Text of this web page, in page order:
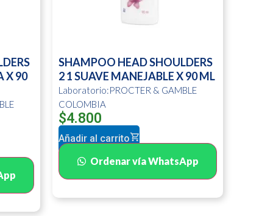
X 90
SHAMPOO HEAD SHOULDERS
2 1 SUAVE MANEJABLE X 90 ML
Laboratorio:PROCTER & GAMBLE
COLOMBIA
$4.800
Añadir al carrito
Ordenar vía WhatsApp